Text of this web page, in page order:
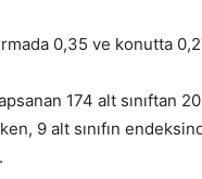
0,35 ve konutta
174 alt sınıftan
9 alt sınıfın